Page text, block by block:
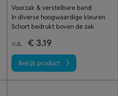
Voorzak & verstelbare band
In diverse hoogwaardige kleuren
Schort bedrukt boven de zak
v.a. € 3.19
Bekijk product